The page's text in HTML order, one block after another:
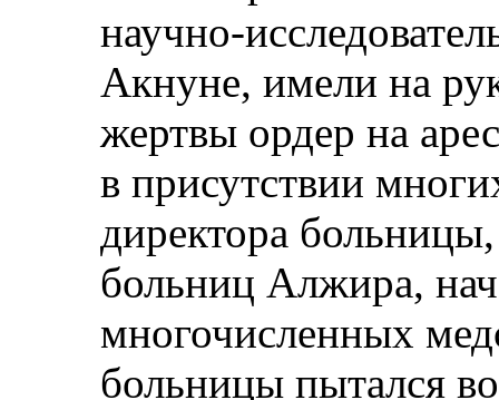
научно-
Акнуне, имели на
жертвы ордер на
в присутствии
директора
больниц Алжира,
многочисленных
больницы пытался